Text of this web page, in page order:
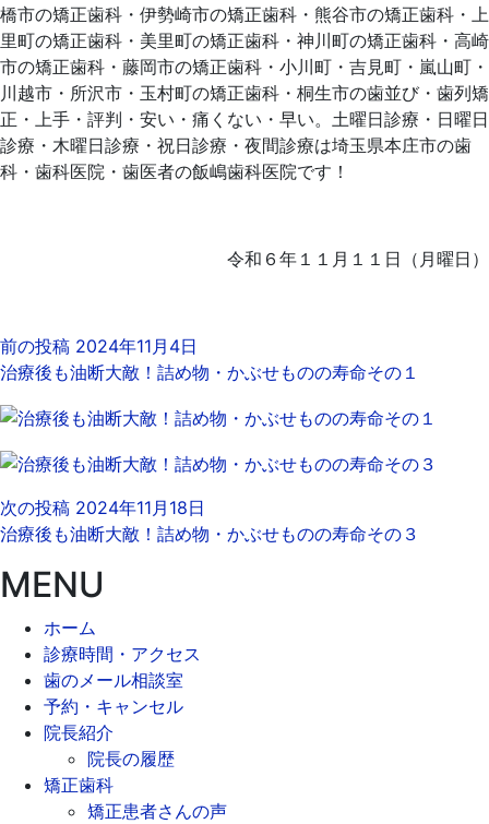
橋市の矯正歯科・伊勢崎市の矯正歯科・熊谷市の矯正歯科・上
里町の矯正歯科・美里町の矯正歯科・神川町の矯正歯科・高崎
市の矯正歯科・藤岡市の矯正歯科・小川町・吉見町・嵐山町・
川越市・所沢市・玉村町の矯正歯科・桐生市の歯並び・歯列矯
正・上手・評判・安い・痛くない・早い。土曜日診療・日曜日
診療・木曜日診療・祝日診療・夜間診療は埼玉県本庄市の歯
科・歯科医院・歯医者の飯嶋歯科医院です！
令和６年１１月１１日（月曜日）
前の投稿 2024年11月4日
治療後も油断大敵！詰め物・かぶせものの寿命その１
次の投稿 2024年11月18日
治療後も油断大敵！詰め物・かぶせものの寿命その３
MENU
ホーム
診療時間・アクセス
歯のメール相談室
予約・キャンセル
院長紹介
院長の履歴
矯正歯科
矯正患者さんの声